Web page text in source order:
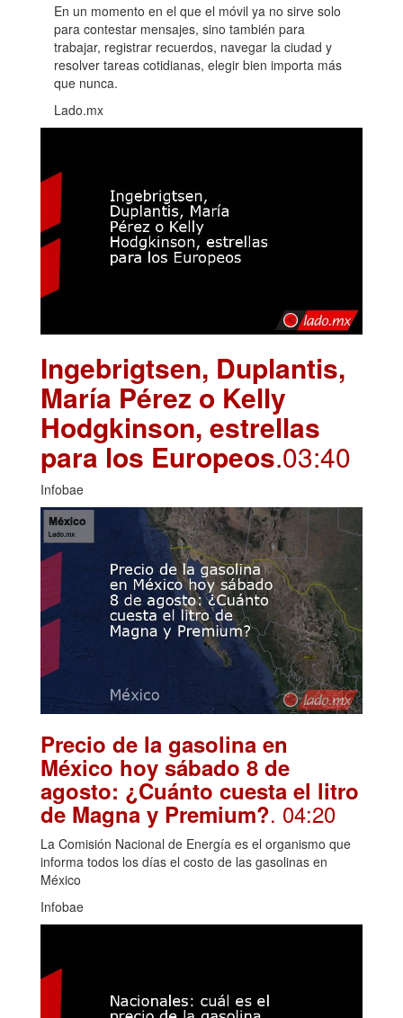
En un momento en el que el móvil ya no sirve solo
para contestar mensajes, sino también para
trabajar, registrar recuerdos, navegar la ciudad y
resolver tareas cotidianas, elegir bien importa más
que nunca.
Lado.mx
Ingebrigtsen, Duplantis,
María Pérez o Kelly
Hodgkinson, estrellas
para los Europeos.03:40
Infobae
Precio de la gasolina en
México hoy sábado 8 de
agosto: ¿Cuánto cuesta el litro
de Magna y Premium?. 04:20
La Comisión Nacional de Energía es el organismo que
informa todos los días el costo de las gasolinas en
México
Infobae